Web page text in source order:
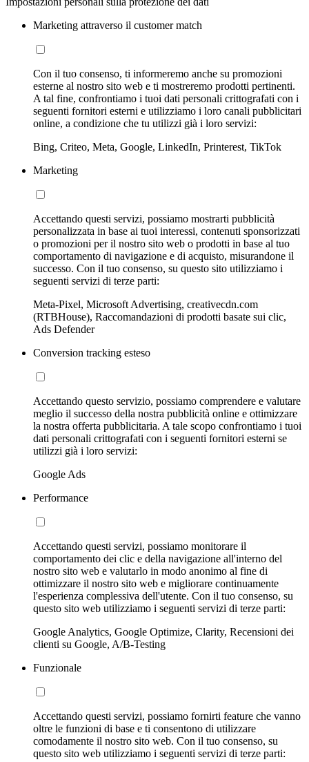
Marketing attraverso il customer match
Con il tuo consenso, ti informeremo anche su promozioni
esterne al nostro sito web e ti mostreremo prodotti pertinenti.
A tal fine, confrontiamo i tuoi dati personali crittografati con i
seguenti fornitori esterni e utilizziamo i loro canali pubblicitari
online, a condizione che tu utilizzi già i loro servizi:
Bing, Criteo, Meta, Google, LinkedIn, Printerest, TikTok
Marketing
Accettando questi servizi, possiamo mostrarti pubblicità
personalizzata in base ai tuoi interessi, contenuti sponsorizzati
o promozioni per il nostro sito web o prodotti in base al tuo
comportamento di navigazione e di acquisto, misurandone il
successo. Con il tuo consenso, su questo sito utilizziamo i
seguenti servizi di terze parti:
Meta-Pixel, Microsoft Advertising, creativecdn.com
(RTBHouse), Raccomandazioni di prodotti basate sui clic,
Ads Defender
Conversion tracking esteso
Accettando questo servizio, possiamo comprendere e valutare
meglio il successo della nostra pubblicità online e ottimizzare
la nostra offerta pubblicitaria. A tale scopo confrontiamo i tuoi
dati personali crittografati con i seguenti fornitori esterni se
utilizzi già i loro servizi:
Google Ads
Performance
Accettando questi servizi, possiamo monitorare il
comportamento dei clic e della navigazione all'interno del
nostro sito web e valutarlo in modo anonimo al fine di
ottimizzare il nostro sito web e migliorare continuamente
l'esperienza complessiva dell'utente. Con il tuo consenso, su
questo sito web utilizziamo i seguenti servizi di terze parti:
Google Analytics, Google Optimize, Clarity, Recensioni dei
clienti su Google, A/B-Testing
Funzionale
Accettando questi servizi, possiamo fornirti feature che vanno
oltre le funzioni di base e ti consentono di utilizzare
comodamente il nostro sito web. Con il tuo consenso, su
questo sito web utilizziamo i seguenti servizi di terze parti: